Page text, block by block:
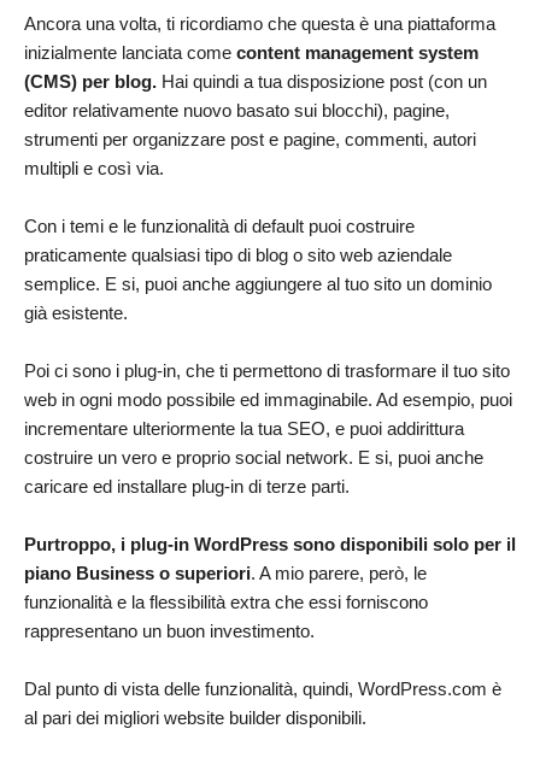
Ancora una volta, ti ricordiamo che questa è una piattaforma
inizialmente lanciata come content management system
(CMS) per blog. Hai quindi a tua disposizione post (con un
editor relativamente nuovo basato sui blocchi), pagine,
strumenti per organizzare post e pagine, commenti, autori
multipli e così via.
Con i temi e le funzionalità di default puoi costruire
praticamente qualsiasi tipo di blog o sito web aziendale
semplice. E si, puoi anche aggiungere al tuo sito un dominio
già esistente.
Poi ci sono i plug-in, che ti permettono di trasformare il tuo sito
web in ogni modo possibile ed immaginabile. Ad esempio, puoi
incrementare ulteriormente la tua SEO, e puoi addirittura
costruire un vero e proprio social network. E si, puoi anche
caricare ed installare plug-in di terze parti.
Purtroppo, i plug-in WordPress sono disponibili solo per il
piano Business o superiori. A mio parere, però, le
funzionalità e la flessibilità extra che essi forniscono
rappresentano un buon investimento.
Dal punto di vista delle funzionalità, quindi, WordPress.com è
al pari dei migliori website builder disponibili.